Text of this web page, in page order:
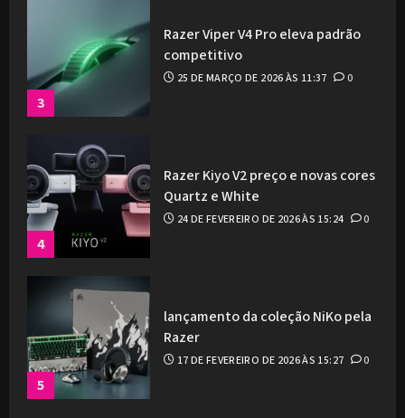
3
Razer Viper V4 Pro eleva padrão
competitivo
25 DE MARÇO DE 2026 ÀS 11:37 0
4
Razer Kiyo V2 preço e novas cores
Quartz e White
24 DE FEVEREIRO DE 2026 ÀS 15:24 0
5
lançamento da coleção NiKo pela
Razer
17 DE FEVEREIRO DE 2026 ÀS 15:27 0